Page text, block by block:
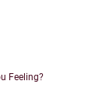
Feeling?